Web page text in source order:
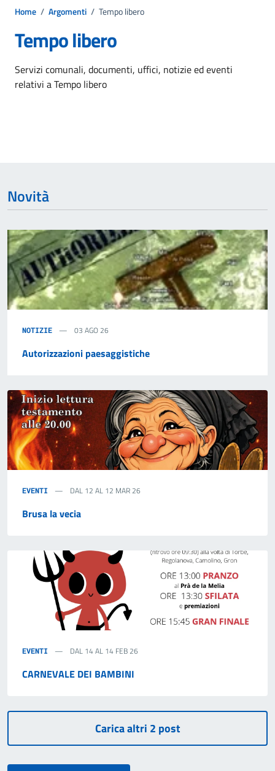
Home / Argomenti / Tempo libero
Tempo libero
Dettagli dell'argomento
Servizi comunali, documenti, uffici, notizie ed eventi
relativi a Tempo libero
Novità
NOTIZIE 03 AGO 26
Autorizzazioni paesaggistiche
12-12Mar
EVENTI DAL 12 AL 12 MAR 26
Brusa la vecia
14-14 Feb
EVENTI DAL 14 AL 14 FEB 26
CARNEVALE DEI BAMBINI